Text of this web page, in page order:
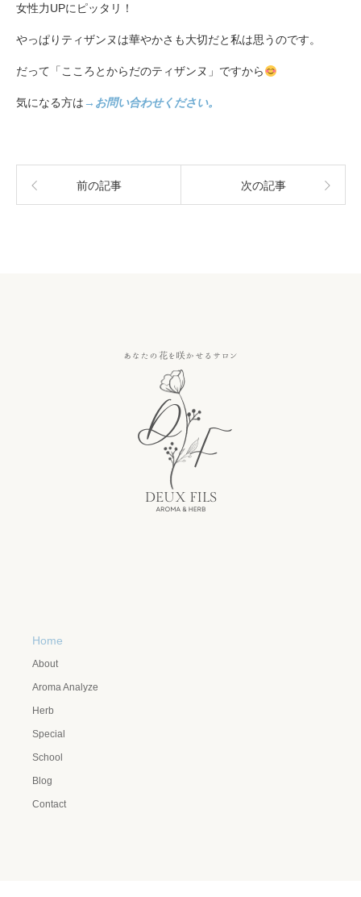
女性力UPにピッタリ！
やっぱりティザンヌは華やかさも大切だと私は思うのです。
だって「こころとからだのティザンヌ」ですから
気になる方は →お問い合わせください。
前の記事 次の記事
Home
About
Aroma Analyze
Herb
Special
School
Blog
Contact